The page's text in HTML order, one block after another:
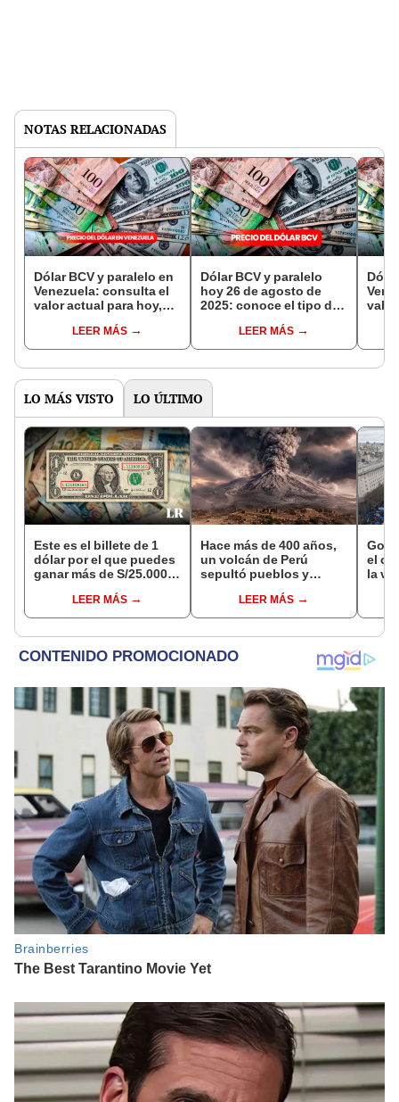
NOTAS RELACIONADAS
Dólar BCV y paralelo en
Venezuela: consulta el
valor actual para hoy,
LEER MÁS
Dólar BCV y paralelo
hoy 26 de agosto de
2025: conoce el tipo de
Banco Central de
Venezuela
LEER MÁS
valor
LO MÁS VISTO LO ÚLTIMO
Este es el billete de 1
dólar por el que puedes
ganar más de S/25.000
LEER MÁS
Hace más de 400 años,
un volcán de Perú
sepultó pueblos y
veranos más fríos de la
historia: sigue bajo
LEER MÁS
el
la